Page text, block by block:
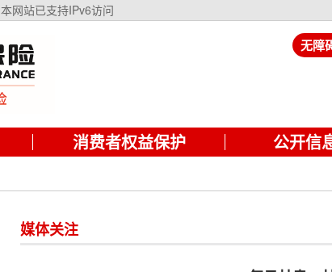
本网站已支持IPv6访问
无障
消费者权益保护 公开信
媒体关注